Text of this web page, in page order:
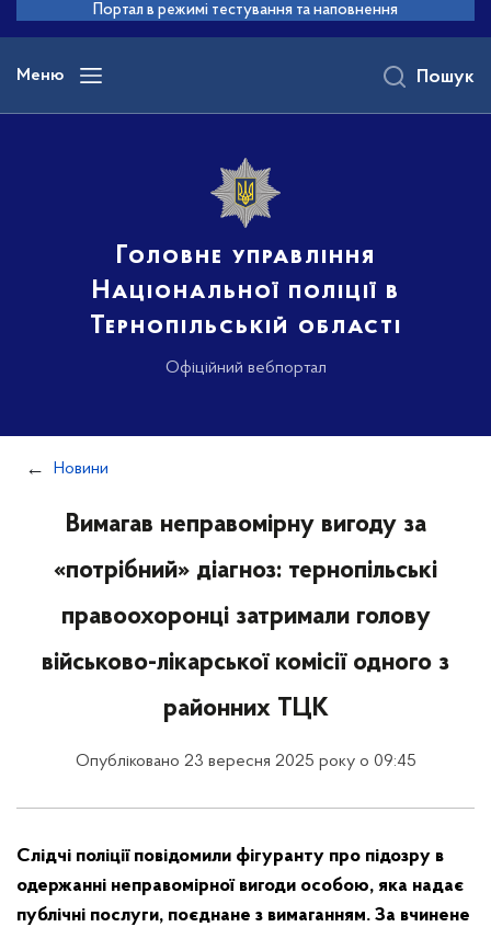
основного
вмісту
Портал в режимі тестування та наповнення
Меню
Головне управління
Національної поліції в
Тернопільській області
Офіційний вебпортал
Пошук
Новини
Вимагав неправомірну вигоду за
«потрібний» діагноз: тернопільські
правоохоронці затримали голову
військово-лікарської комісії одного з
районних ТЦК
Опубліковано 23 вересня 2025 року о 09:45
Слідчі поліції повідомили фігуранту про підозру в
одержанні неправомірної вигоди особою, яка надає
публічні послуги, поєднане з вимаганням. За вчинене